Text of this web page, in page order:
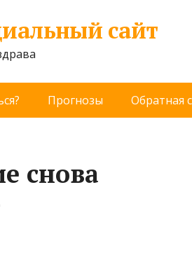
сайт
Прогнозы Обратная
снова